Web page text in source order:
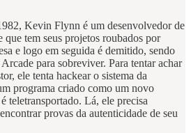
Kevin Flynn é um desenvolvedor de
que tem seus projetos roubados por
e logo em seguida é demitido, sendo
para sobreviver. Para tentar achar
ele tenta hackear o sistema da
programa criado como um novo
teletransportado. Lá, ele precisa
provas da autenticidade de seu